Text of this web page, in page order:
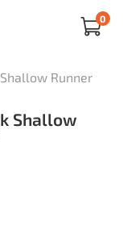
0
Runner
Shallow